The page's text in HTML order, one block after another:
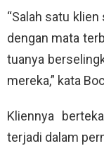
“Salah satu
dengan mata
tuanya
mereka,” kata
Kliennya
terjadi dalam